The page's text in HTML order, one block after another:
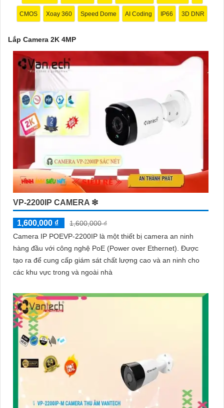
CMOS Xoay 360 Speed Dome AI Coding IP66 3D DNR
Lắp Camera 2K 4MP
VP-2200IP CAMERA ❇
1,600,000 ₫
1,600,000 ₫
Camera IP POEVP-2200IP là một thiết bị camera an ninh
hàng đầu với công nghệ PoE (Power over Ethernet). Được
tạo ra để cung cấp giám sát chất lượng cao và an ninh cho
các khu vực trong và ngoài nhà